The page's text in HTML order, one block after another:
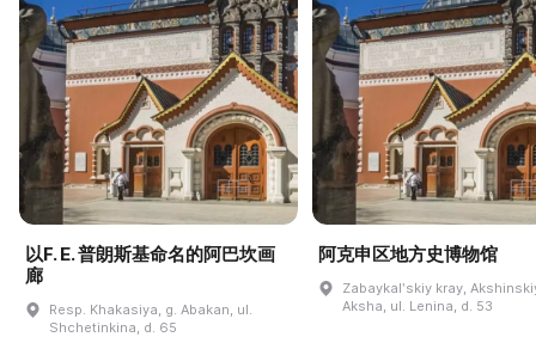
以F. E. 普朗斯基命名的阿巴坎画
廊
Resp. Khakasiya, g. Abakan, ul.
Shchetinkina, d. 65
阿克申区地方史博物馆
Zabaykalʹskiy kray,
Aksha, ul. Lenina, d. 53